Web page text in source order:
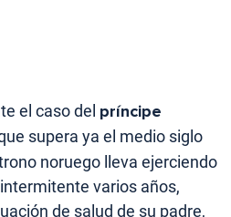
el caso del príncipe
supera ya el medio siglo
noruego lleva ejerciendo
varios años,
de salud de su padre,